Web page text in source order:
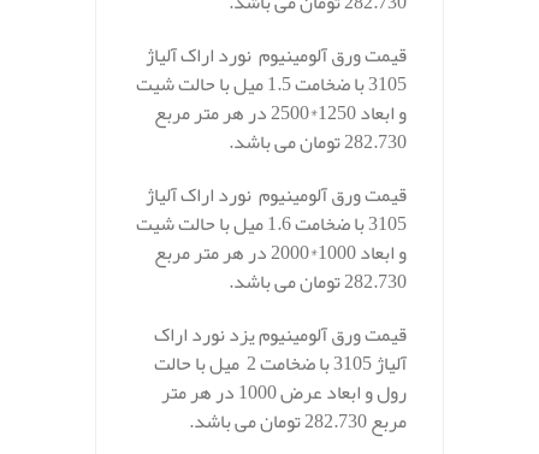
قیمت ورق آلومینیوم نورد اراک آلیاژ
3105 با ضخامت 1.5 میل با حالت شیت
و ابعاد 1250*2500 در هر متر مربع
282.730 تومان می باشد.
قیمت ورق آلومینیوم نورد اراک آلیاژ
3105 با ضخامت 1.6 میل با حالت شیت
و ابعاد 1000*2000 در هر متر مربع
282.730 تومان می باشد.
قیمت ورق آلومینیوم یزد نورد اراک
آلیاژ 3105 با ضخامت 2 میل با حالت
رول و ابعاد عرض 1000 در هر متر
مربع 282.730 تومان می باشد.